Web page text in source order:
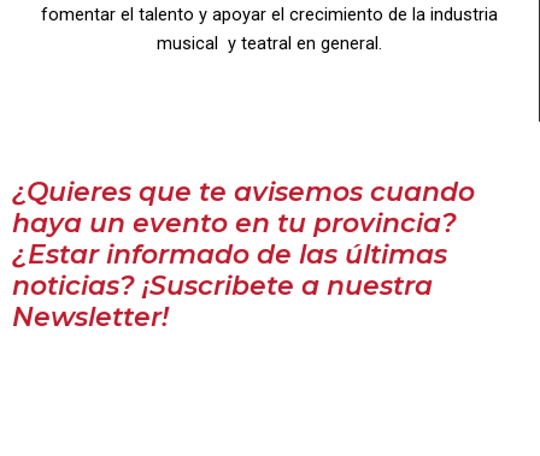
fomentar el talento y apoyar el crecimiento de la industria
musical y teatral en general.
¿Quieres que te avisemos cuando
haya un evento en tu provincia?
¿Estar informado de las últimas
noticias? ¡Suscribete a nuestra
Newsletter!